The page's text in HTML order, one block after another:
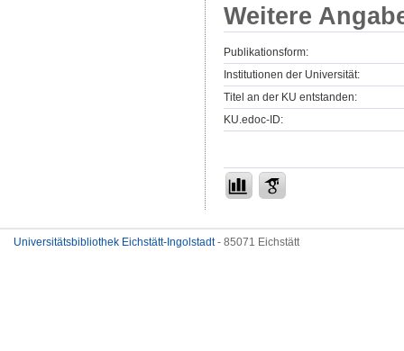
Weitere
Publikationsform:
Institutionen der Universität:
Titel an der KU entstanden:
KU.edoc-ID:
Universitätsbibliothek Eichstätt-Ingolstadt- 85071 Eichstätt